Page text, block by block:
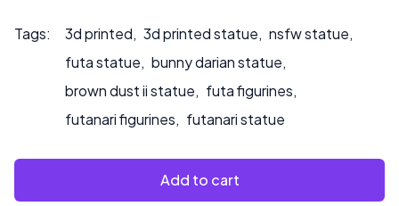
Tags: 3d printed, 3d printed statue, nsfw statue,
futa statue, bunny darian statue,
brown dust ii statue, futa figurines,
futanari figurines, futanari statue
Add to cart